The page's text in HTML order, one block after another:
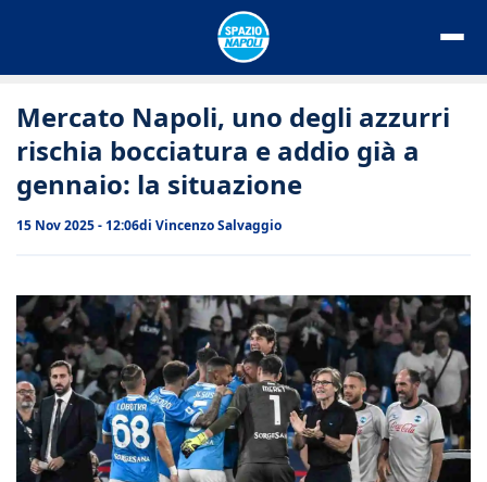
Mercato Napoli, uno degli azzurri
rischia bocciatura e addio già a
gennaio: la situazione
15 Nov 2025 - 12:06di Vincenzo Salvaggio